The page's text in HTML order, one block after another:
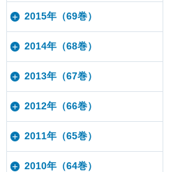
2015年（69巻）
2014年（68巻）
2013年（67巻）
2012年（66巻）
2011年（65巻）
2010年（64巻）